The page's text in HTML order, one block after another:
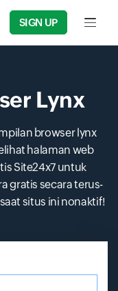
SIGN UP Input
Lynx
browser lynx
halaman web
Site24x7 untuk
gratis secara terus-
situs ini nonaktif!